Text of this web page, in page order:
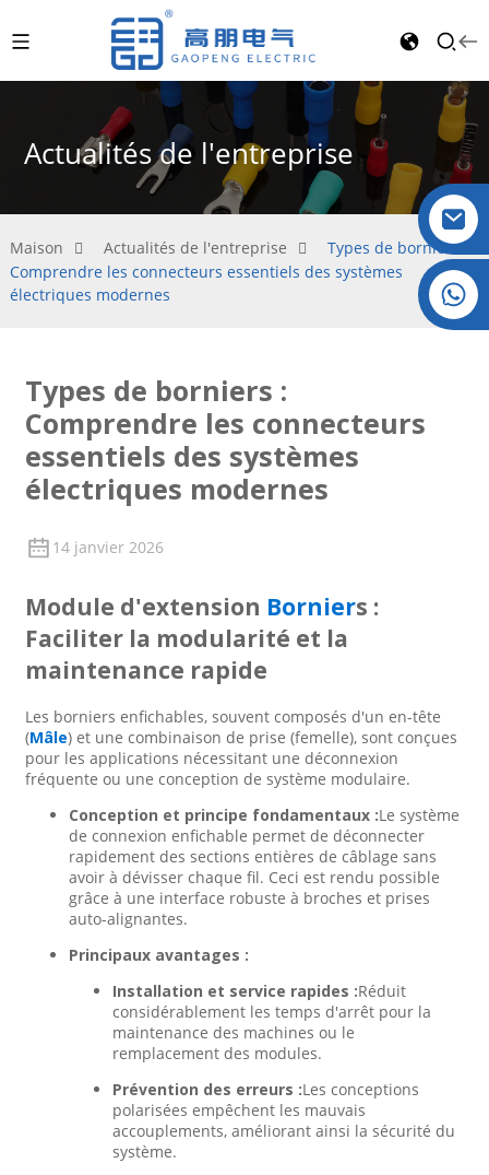
Cristal : +86 19032081821
Actualités de l'entreprise
Maison Actualités de l'entreprise
Types de borniers :
Comprendre les connecteurs essentiels des systèmes
électriques modernes
Types de borniers :
Comprendre les connecteurs
essentiels des systèmes
électriques modernes
14 janvier 2026
Module d'extension Borniers :
Faciliter la modularité et la
maintenance rapide
Les borniers enfichables, souvent composés d'un en-tête
(Mâle) et une combinaison de prise (femelle), sont conçues
pour les applications nécessitant une déconnexion
fréquente ou une conception de système modulaire.
Conception et principe fondamentaux :Le système
de connexion enfichable permet de déconnecter
rapidement des sections entières de câblage sans
avoir à dévisser chaque fil. Ceci est rendu possible
grâce à une interface robuste à broches et prises
auto-alignantes.
Principaux avantages :
Installation et service rapides :Réduit
considérablement les temps d'arrêt pour la
maintenance des machines ou le
remplacement des modules.
Prévention des erreurs :Les conceptions
polarisées empêchent les mauvais
accouplements, améliorant ainsi la sécurité du
système.